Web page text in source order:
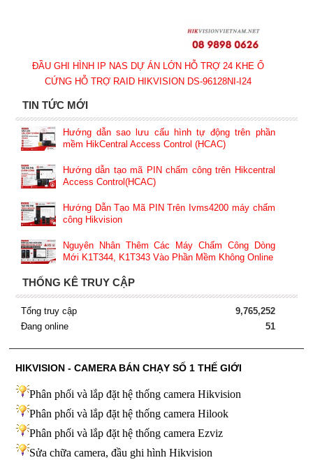
ĐẦU GHI HÌNH IP NAS DỰ ÁN LỚN HỖ TRỢ 24 KHE Ổ
CỨNG HỖ TRỢ RAID HIKVISION DS-96128NI-I24
TIN TỨC MỚI
Hướng dẫn sao lưu cấu hình tự động trên phần
mềm HikCentral Access Control (HCAC)
Hướng dẫn tạo mã PIN chấm công trên Hikcentral
Access Control(HCAC)
Hướng Dẫn Tạo Mã PIN Trên Ivms4200 máy chấm
công Hikvision
Nguyên Nhân Thêm Các Máy Chấm Công Dòng
Mới K1T344, K1T343 Vào Phần Mềm Không Online
THỐNG KÊ TRUY CẬP
Tổng truy cập
9,765,252
Đang online
51
HIKVISION - CAMERA BÁN CHẠY SỐ 1 THẾ GIỚI
Phân phối và lắp đặt hệ thống camera Hikvision
Phân phối và lắp đặt hệ thống camera Hilook
Phân phối và lắp đặt hệ thống camera Ezviz
Sửa chữa camera, đầu ghi hình Hikvision